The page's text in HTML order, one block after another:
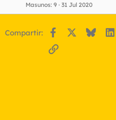
Masunos 9 31 Jul 2020
Compartir: Facebook
Enlace